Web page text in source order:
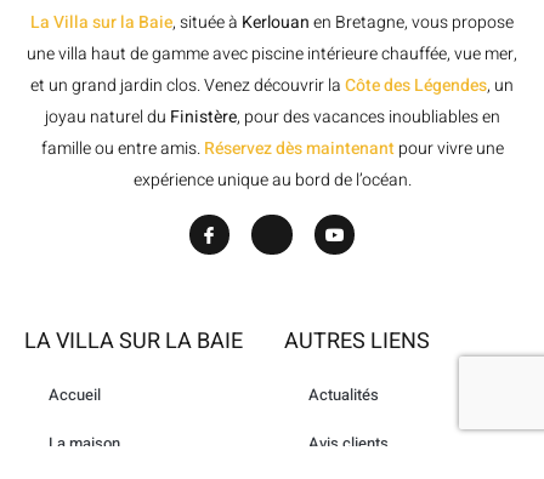
La Villa sur la Baie, située à Kerlouanen Bretagne, vous propose
une villa haut de gamme avec piscine intérieure chauffée, vue mer,
et un grand jardin clos. Venez découvrir laCôte des Légendes, un
joyau naturel du Finistère, pour des vacances inoubliables en
famille ou entre amis.Réservez dès maintenantpour vivre une
expérience unique au bord de l’océan.
LA VILLA SUR LA BAIE
Accueil
La maison
AUTRES LIENS
Actualités
Avis clients